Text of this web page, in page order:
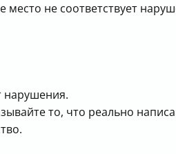
место не соответствует
нарушения.
то, что реально